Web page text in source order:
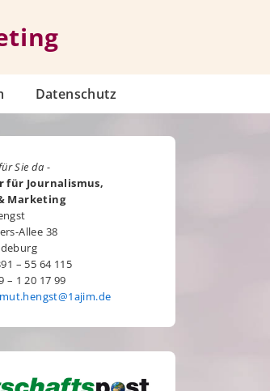
Datenschutz
Sie da -
für Journalismus,
Marketing
Allee 38
– 55 64 115
– 1 20 17 99